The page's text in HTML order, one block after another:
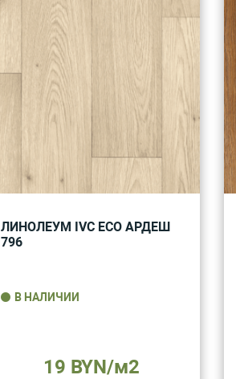
ЛИНОЛЕУМ IVC ECO АРДЕШ
796
В НАЛИЧИИ
19 BYN/м2